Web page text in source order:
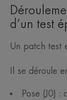
d’un test
Un patch test
Il se déroule
Pose (J0)